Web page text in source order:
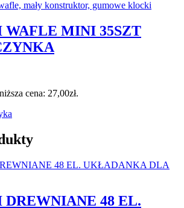
MINI 35SZT
cena: 27,00zł.
48 EL.